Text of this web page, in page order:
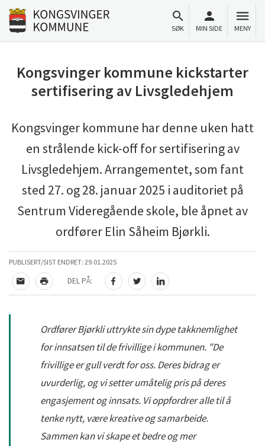
Til innhold
Gå til forsiden
SØK MIN SIDE MENY
Kongsvinger kommune kickstarter
sertifisering av Livsgledehjem
Kongsvinger kommune har denne uken hatt
en strålende kick-off for sertifisering av
Livsgledehjem. Arrangementet, som fant
sted 27. og 28. januar 2025 i auditoriet på
Sentrum Videregående skole, ble åpnet av
ordfører Elin Såheim Bjørkli.
PUBLISERT/SIST ENDRET: 29.01.2025
TIPS EN VENN
SKRIV UT
DEL PÅ:
DEL PÅ FACEBOOK
DEL PÅ TWITTER
DEL PÅ LINKEDIN
Ordfører Bjørkli uttrykte sin dype takknemlighet
for innsatsen til de frivillige i kommunen. "De
frivillige er gull verdt for oss. Deres bidrag er
uvurderlig, og vi setter umåtelig pris på deres
engasjement og innsats. Vi oppfordrer alle til å
tenke nytt, være kreative og samarbeide.
Sammen kan vi skape et bedre og mer